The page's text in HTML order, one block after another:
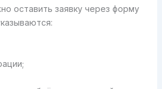
оставить заявку через форму